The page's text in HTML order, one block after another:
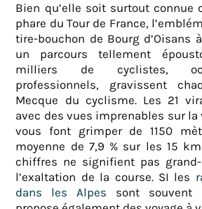
Bien qu’elle soit surtout connue
phare du Tour de France,
tire-bouchon de Bourg d’Oisans
un parcours tellement
milliers de cyclistes,
professionnels, gravissent
Mecque du cyclisme. Les 21
avec des vues imprenables sur la
vous font grimper de 1150
moyenne de 7,9 % sur les 15
chiffres ne signifient pas
l’exaltation de la course. SI les
dans les Alpes sont souvent